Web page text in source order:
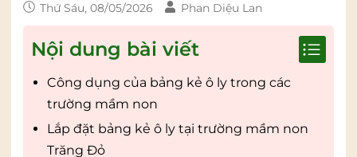
Thứ Sáu, 08/05/2026 Phan Diệu Lan
Nội dung bài viết
Công dụng của bảng kẻ ô ly trong các
trường mầm non
Lắp đặt bảng kẻ ô ly tại trường mầm non
Trăng Đỏ